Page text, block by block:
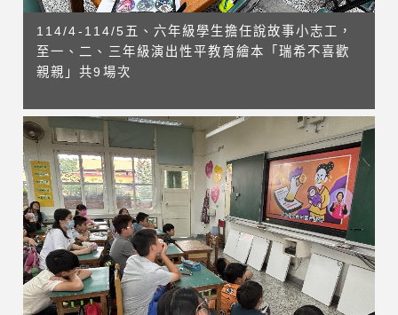
114/4-114/5五、六年級學生擔任說故事小志工，
至一、二、三年級演出性平教育繪本「瑞希不喜歡
親親」共9場次